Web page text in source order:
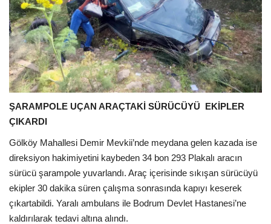
ŞARAMPOLE UÇAN ARAÇTAKİ SÜRÜCÜYÜ EKİPLER
ÇIKARDI
Gölköy Mahallesi Demir Mevkii’nde meydana gelen kazada ise
direksiyon hakimiyetini kaybeden 34 bon 293 Plakalı aracın
sürücü şarampole yuvarlandı. Araç içerisinde sıkışan sürücüyü
ekipler 30 dakika süren çalışma sonrasında kapıyı keserek
çıkartabildi. Yaralı ambulans ile Bodrum Devlet Hastanesi’ne
kaldırılarak tedavi altına alındı.